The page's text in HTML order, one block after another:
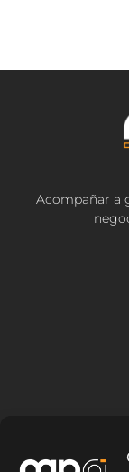
Acompañar a